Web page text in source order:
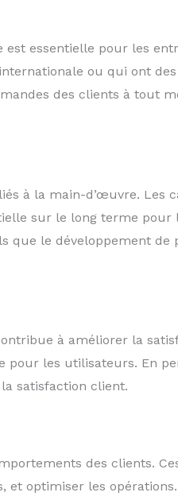
essentielle pour les
ou qui ont
des clients à tout
à la main-d’œuvre. Les
sur le long terme pour
que le développement de
à améliorer la
pour les utilisateurs. En
satisfaction client.
des clients.
optimiser les